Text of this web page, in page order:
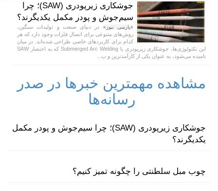
جوشکاری زیرپودری (SAW)؛ چرا
سیم‌جوش و پودر مکمل یکدیگرند؟
«پارسی نیوز» در دنیای صنعت و تولیدات سنگین،
روش‌های متنوعی برای اتصال فلزات وجود دارد که هر
کدام برای کاربردهای خاصی طراحی شده‌اند. در میان
این تکنولوژی‌ها، جوشکاری زیرپودری یا Submerged Arc Welding که به اختصار SAW
نامیده می‌شود، به عنوان یکی از کارآمدترین و ب...
مشاهده مهمترین خبرها در صدر
رسانه‌ها
جوشکاری زیرپودری (SAW)؛ چرا سیم‌جوش و پودر مکمل
یکدیگرند؟
چوب مبل سلطنتی را چگونه تمیز کنیم؟